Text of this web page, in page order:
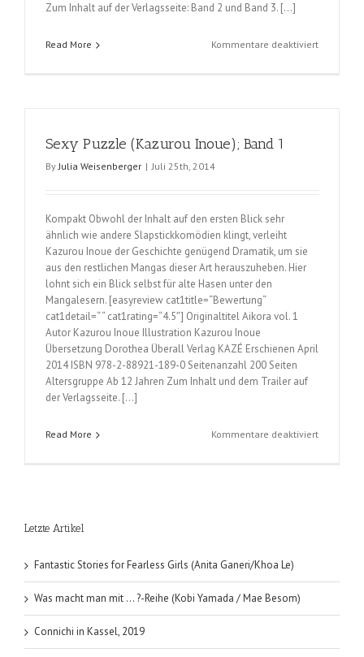
Zum Inhalt auf der Verlagsseite: Band 2 und Band 3. […]
Read More Kommentare deaktiviertfür
Sexy Puzzle (Kazurou Inoue); Band 1
ByJulia Weisenberger | Juli 25th, 2014
Kompakt Obwohl der Inhalt auf den ersten Blick sehr
ähnlich wie andere Slapstickkomödien klingt, verleiht
Kazurou Inoue der Geschichte genügend Dramatik, um sie
aus den restlichen Mangas dieser Art herauszuheben. Hier
lohnt sich ein Blick selbst für alte Hasen unter den
Mangalesern. [easyreview cat1title=“Bewertung“
cat1detail=“ “ cat1rating=“4.5″] Originaltitel Aikora vol. 1
Autor Kazurou Inoue Illustration Kazurou Inoue
Übersetzung Dorothea Überall Verlag KAZÉ Erschienen April
2014 ISBN 978-2-88921-189-0 Seitenanzahl 200 Seiten
Altersgruppe Ab 12 Jahren Zum Inhalt und dem Trailer auf
der Verlagsseite. […]
Read More Kommentare deaktiviertfür
Letzte Artikel
Fantastic Stories for Fearless Girls (Anita Ganeri/Khoa Le)
Was macht man mit … ?-Reihe (Kobi Yamada / Mae Besom)
Connichi in Kassel, 2019